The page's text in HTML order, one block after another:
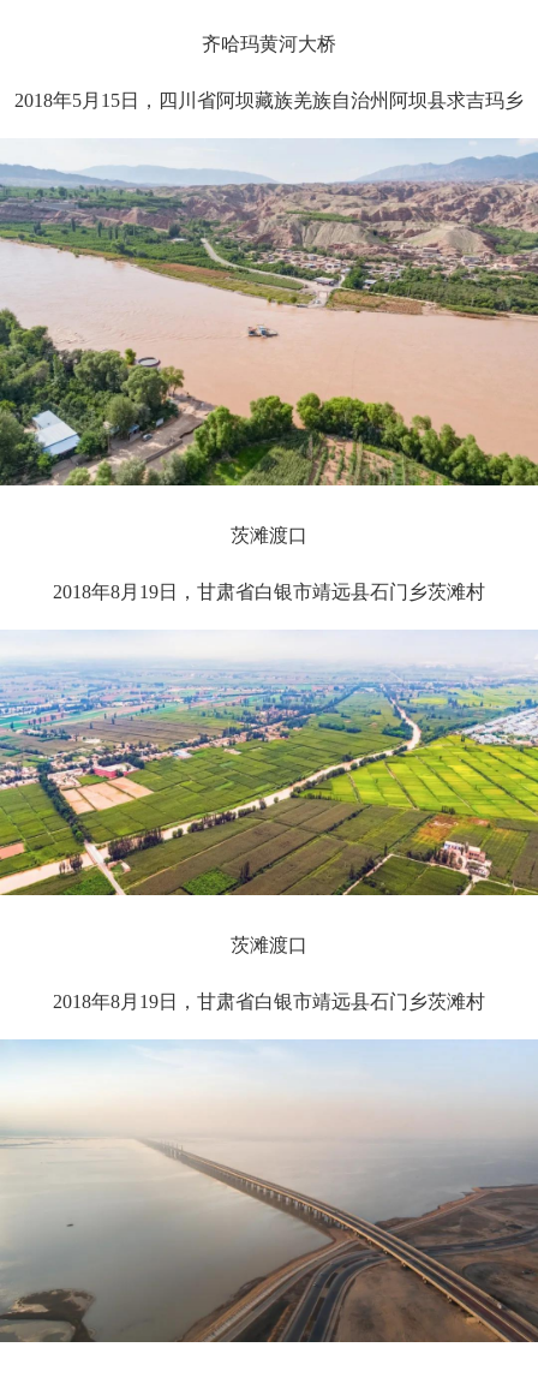
齐哈玛黄河大桥
2018年5月15日，四川省阿坝藏族羌族自治州阿坝县求吉玛乡
茨滩渡口
2018年8月19日，甘肃省白银市靖远县石门乡茨滩村
茨滩渡口
2018年8月19日，甘肃省白银市靖远县石门乡茨滩村